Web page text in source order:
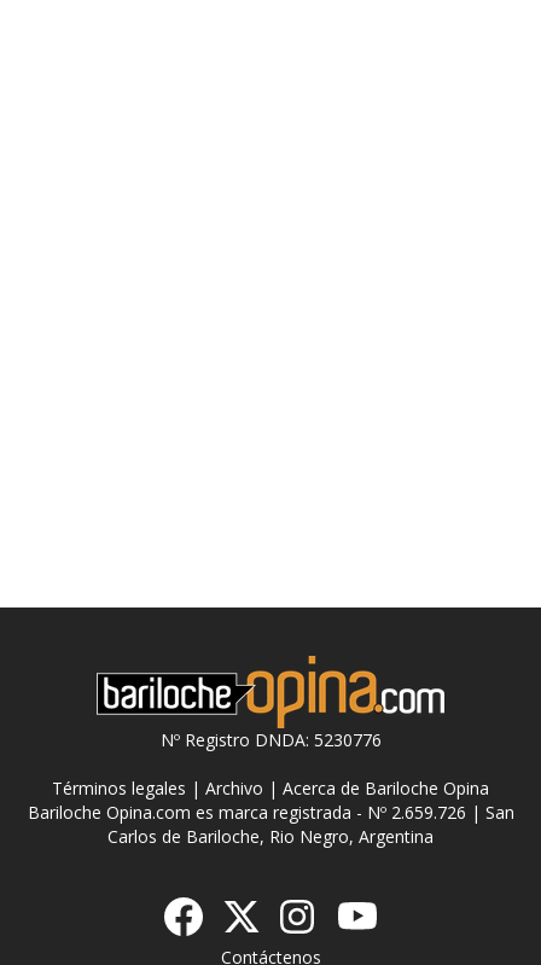
Nº Registro DNDA: 5230776
Términos legales | Archivo | Acerca de Bariloche Opina
Bariloche Opina.com es marca registrada - Nº 2.659.726 | San
Carlos de Bariloche, Rio Negro, Argentina
Contáctenos